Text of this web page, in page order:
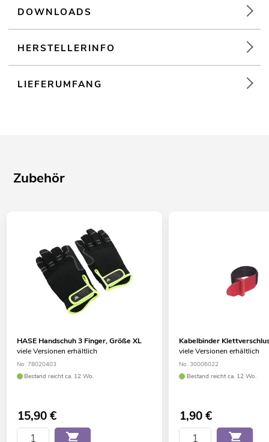
DOWNLOADS
HERSTELLERINFO
LIEFERUMFANG
Zubehör
HASE Handschuh 3 Finger, Größe XL
viele Versionen erhältlich
No. 78020403
Bestand reicht ca. 12 Wo.
15,90€
Kabelbinder
viele Versionen erhältlich
No. 30006022
Bestand reicht ca. 12 Wo.
1,90€